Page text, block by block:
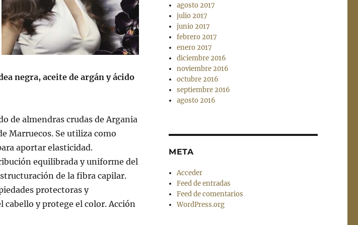
negra, aceite de argán y ácido
de almendras crudas de Argania
Marruecos. Se utiliza como
aportar elasticidad.
equilibrada y uniforme del
de la fibra capilar.
protectoras y
y protege el color. Acción
agosto 2017
julio 2017
junio 2017
febrero 2017
enero 2017
diciembre 2016
noviembre 2016
octubre 2016
septiembre 2016
agosto 2016
META
Acceder
Feed de entradas
Feed de comentarios
WordPress.org